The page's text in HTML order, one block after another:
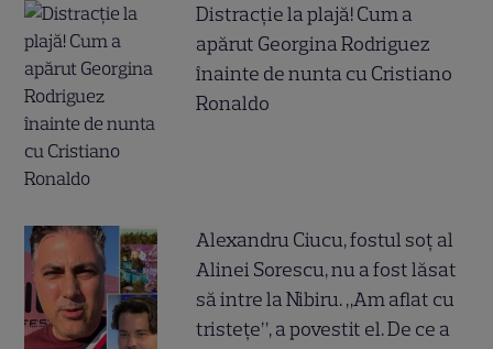
Distracție la plajă! Cum a
apărut Georgina Rodriguez
înainte de nunta cu Cristiano
Ronaldo
Alexandru Ciucu, fostul soț al
Alinei Sorescu, nu a fost lăsat
să intre la Nibiru. „Am aflat cu
tristețe”, a povestit el. De ce a